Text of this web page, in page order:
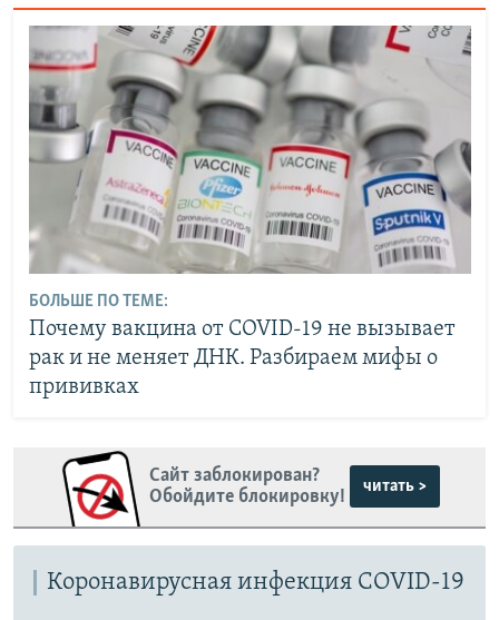
БОЛЬШЕ ПО ТЕМЕ:
Почему вакцина от COVID-19 не вызывает
рак и не меняет ДНК. Разбираем мифы о
прививках
Сайт заблокирован?
Обойдите блокировку!
читать >
Коронавирусная инфекция COVID-19